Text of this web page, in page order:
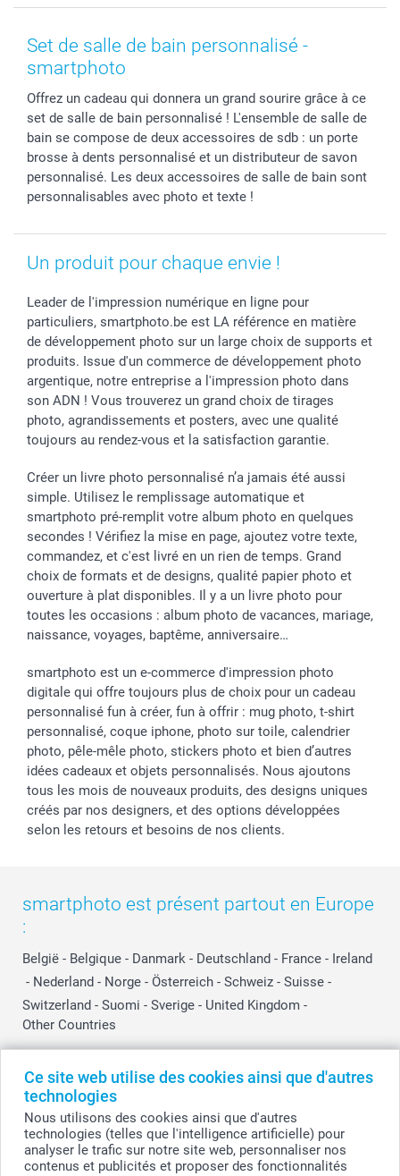
Ce site web utilise des cookies ainsi que d'autres
technologies
Nous utilisons des cookies ainsi que d'autres
technologies (telles que l'intelligence artificielle) pour
analyser le trafic sur notre site web, personnaliser nos
contenus et publicités et proposer des fonctionnalités
Stickers & Etiquettes
Cadres photo, accessoires déco & bonbons
Dénicheur d'idées cadeau
Naissance & baptême
Fête des Pères
Rentrée des classes
Communion
Saint-Valentin
Vacances
Conditions
Droit de rétraction
Conditions générales
Vie privée
Gestion des cookies
Tarifs
Investisseurs
smartgarantie
smartbonus
Modes de paiement
Modes de livraison
Grandes Quantités
Statut de ma commande
Set de salle de bain personnalisé -
smartphoto
Offrez un cadeau qui donnera un grand sourire grâce à ce
set de salle de bain personnalisé ! L'ensemble de salle de
bain se compose de deux accessoires de sdb : un porte
brosse à dents personnalisé et un distributeur de savon
personnalisé. Les deux accessoires de salle de bain sont
personnalisables avec photo et texte !
Un produit pour chaque envie !
Leader de l'impression numérique en ligne pour
particuliers, smartphoto.be est LA référence en matière
de développement photo sur un large choix de supports et
produits. Issue d'un commerce de développement photo
argentique, notre entreprise a l'impression photo dans
son ADN ! Vous trouverez un grand choix de tirages
photo, agrandissements et posters, avec une qualité
toujours au rendez-vous et la satisfaction garantie.
Créer un livre photo personnalisé n’a jamais été aussi
simple. Utilisez le remplissage automatique et
smartphoto pré-remplit votre album photo en quelques
secondes ! Vérifiez la mise en page, ajoutez votre texte,
commandez, et c'est livré en un rien de temps. Grand
choix de formats et de designs, qualité papier photo et
ouverture à plat disponibles. Il y a un livre photo pour
toutes les occasions : album photo de vacances, mariage,
naissance, voyages, baptême, anniversaire…
smartphoto est un e-commerce d'impression photo
digitale qui offre toujours plus de choix pour un cadeau
personnalisé fun à créer, fun à offrir : mug photo, t-shirt
personnalisé, coque iphone, photo sur toile, calendrier
photo, pêle-mêle photo, stickers photo et bien d’autres
idées cadeaux et objets personnalisés. Nous ajoutons
tous les mois de nouveaux produits, des designs uniques
créés par nos designers, et des options développées
selon les retours et besoins de nos clients.
smartphoto est présent partout en Europe
:
België - Belgique - Danmark - Deutschland - France - Ireland
- Nederland - Norge - Österreich - Schweiz - Suisse -
Switzerland - Suomi - Sverige - United Kingdom -
Other Countries
© smartphoto group. Tous droits réservés
smartphoto group SA.
Tous les prix sont en EURO (€), TVA incluse et hors frais de port.